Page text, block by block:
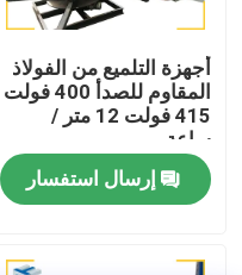
جولة في المصنع
مراقبة الجودة
اتصل بنا
أخبار
أجهزة التلميع من الفولاذ
المقاوم للصدأ 400 فولت
415 فولت 12 متر /
ساعة
إرسال استفسار